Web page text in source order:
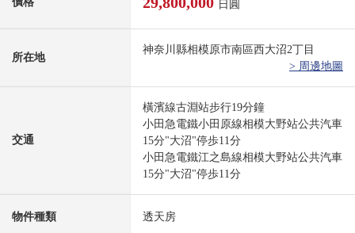
日圓
所在地
神奈川縣相模原市南區西大沼2丁目
> 周邊地圖
交通
橫濱線古淵站步行19分鐘
小田急電鐵小田原線相模大野站公共汽車
15分"大沼"停歩11分
小田急電鐵江之島線相模大野站公共汽車
15分"大沼"停歩11分
物件種類 透天房